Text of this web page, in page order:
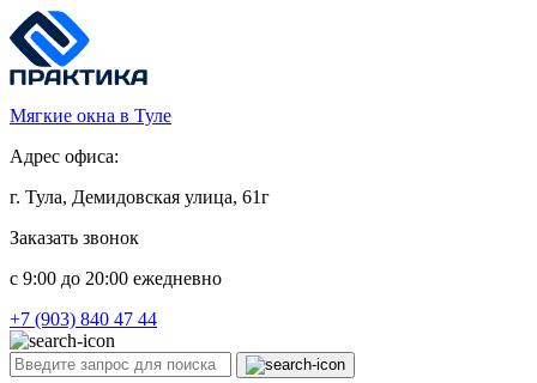
Мягкие окна в Туле
Адрес офиса:
г. Тула, Демидовская улица, 61г
Заказать звонок
c 9:00 до 20:00 ежедневно
+7 (903) 840 47 44